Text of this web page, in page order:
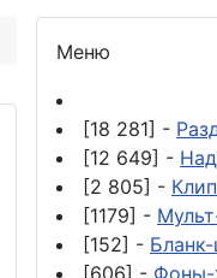
Меню
[18 281] -
[12 649] -
[2 805] -
[1179] -
[152] -